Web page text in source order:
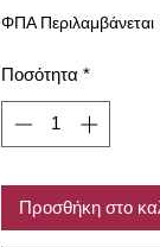
ΦΠΑ Περιλαμβάνεται
Ποσότητα *
Προσθήκη στο